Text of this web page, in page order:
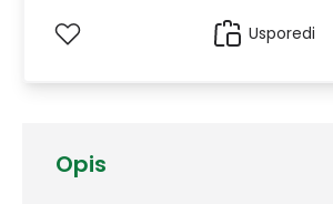
Opis
Usporedi